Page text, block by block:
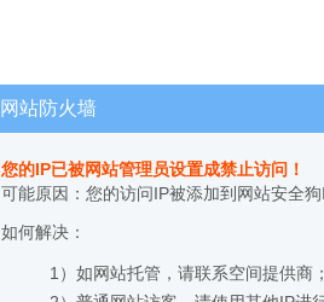
网站防火墙
您的IP已被网站管理员设置成禁止访问！
可能原因：您的访问IP被添加到网站安全
如何解决：
1）如网站托管，请联系空间提供商；